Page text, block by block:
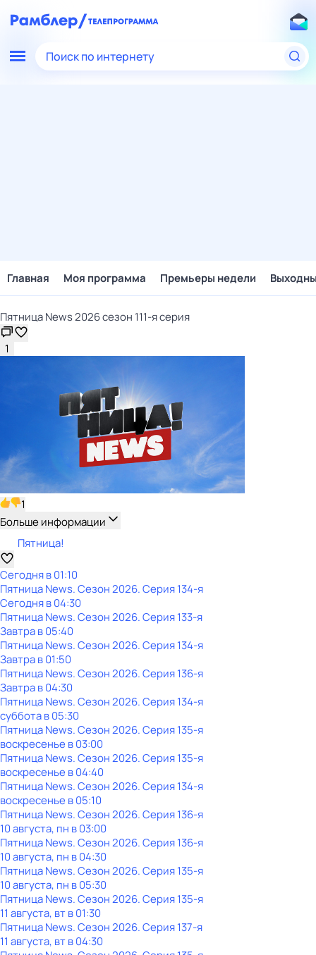
Поиск по интернету
Главная Моя программа Премьеры недели
Пятница News 2026 сезон 111-я серия
1
1
Больше информации
Пятница!
Сегодня в 01:10
Пятница News. Сезон 2026. Серия 134-я
Сегодня в 04:30
Пятница News. Сезон 2026. Серия 133-я
Завтра в 05:40
Пятница News. Сезон 2026. Серия 134-я
Завтра в 01:50
Пятница News. Сезон 2026. Серия 136-я
Завтра в 04:30
Пятница News. Сезон 2026. Серия 134-я
субботав05:30
Пятница News. Сезон 2026. Серия 135-я
воскресенье в03:00
Пятница News. Сезон 2026. Серия 135-я
воскресенье в04:40
Пятница News. Сезон 2026. Серия 134-я
воскресенье в05:10
Пятница News. Сезон 2026. Серия 136-я
10 августа, пн в 03:00
Пятница News. Сезон 2026. Серия 136-я
10 августа, пн в 04:30
Пятница News. Сезон 2026. Серия 135-я
10 августа, пн в 05:30
Пятница News. Сезон 2026. Серия 135-я
11 августа, вт в 01:30
Пятница News. Сезон 2026. Серия 137-я
11 августа, вт в 04:30